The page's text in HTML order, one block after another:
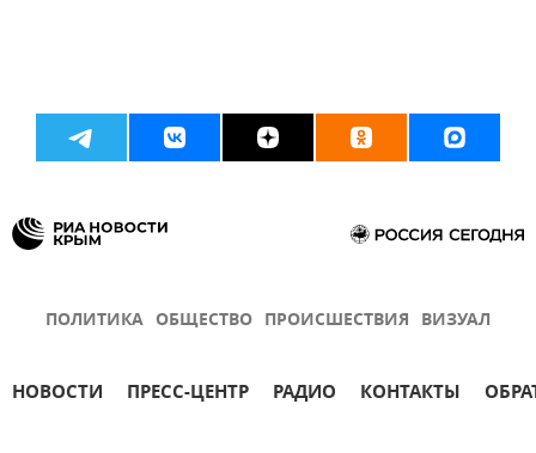
ПОЛИТИКА ОБЩЕСТВО ПРОИСШЕСТВИЯ ВИЗУАЛ
НОВОСТИ ПРЕСС-ЦЕНТР РАДИО КОНТАКТЫ